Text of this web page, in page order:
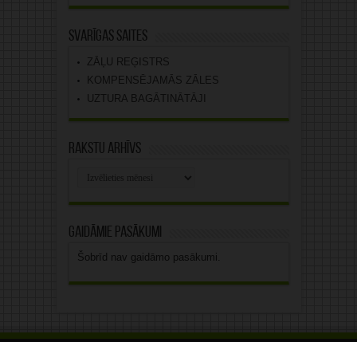
Svarīgas saites
ZĀĻU REĢISTRS
KOMPENSĒJAMĀS ZĀLES
UZTURA BAGĀTINĀTĀJI
Rakstu arhīvs
Gaidāmie pasākumi
Šobrīd nav gaidāmo pasākumi.